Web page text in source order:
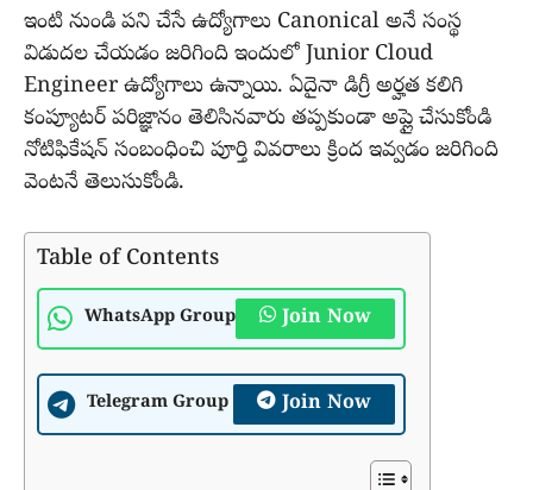
ఇంటి నుండి పని చేసే ఉద్యోగాలు Canonical అనే సంస్థ
విడుదల చేయడం జరిగింది ఇందులో Junior Cloud
Engineer ఉద్యోగాలు ఉన్నాయి. ఏదైనా డిగ్రీ అర్హత కలిగి
కంప్యూటర్ పరిజ్ఞానం తెలిసినవారు తప్పకుండా అప్లై చేసుకోండి
నోటిఫికేషన్ సంబంధించి పూర్తి వివరాలు క్రింద ఇవ్వడం జరిగింది
వెంటనే తెలుసుకోండి.
Table of Contents
WhatsApp Group Join Now
Telegram Group Join Now